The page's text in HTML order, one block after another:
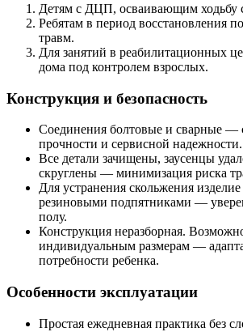
Детям с ДЦП, осваивающим ходьбу
Ребятам в период восстановления
травм.
Для занятий в реабилитационных
дома под контролем взрослых.
Конструкция и безопасность
Соединения болтовые и сварные —
прочности и сервисной надежности.
Все детали зачищены, заусенцы
скруглены — минимизация риска
Для устранения скольжения
резиновыми подпятниками —
полу.
Конструкция неразборная.
индивидуальным размерам —
потребности ребенка.
Особенности эксплуатации
Простая ежедневная практика без